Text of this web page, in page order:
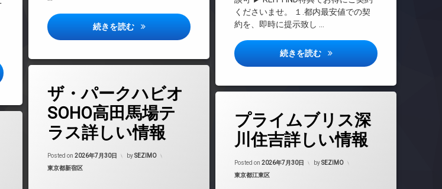
続きを読む シーフォルム北千住詳しい情報
敷地内ゴミ置き場
防犯カメラ
駐車場
くださいませ。 １.都内最安値での契
約を、即時に提示致し …
続きを読む セントラルガーデンレジデン
敷地内ゴミ置き場
防犯カメラ
オSOHO高田馬場テラス詳しい情報
ザ・パークハビオ
SOHO高田馬場テ
ラス詳しい情報
Posted on 2026年7月30日 bySEZIMO
カテゴリー:
東京都新宿区
CATV
プライムブリス深
川住吉詳しい情報
Posted on 2026年7月30日 bySEZIMO
カテゴリー:
東京都江東区
高田馬場テラス詳しい情報)